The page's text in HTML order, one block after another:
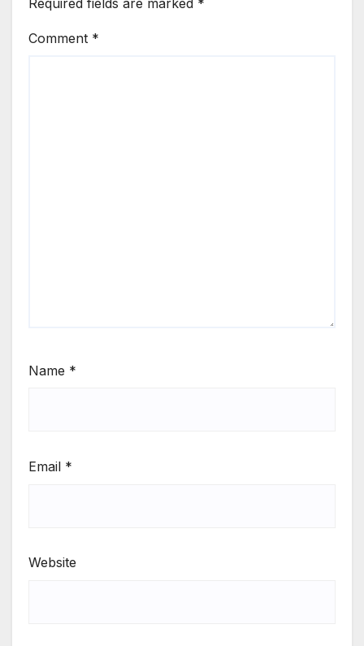
Comment *
Name *
Email *
Website